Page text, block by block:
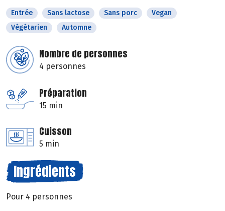
Entrée Sans lactose Sans porc
Vegan
Végétarien
Automne
Nombre de personnes
4 personnes
Préparation
15 min
Cuisson
5 min
Ingrédients
Pour 4 personnes